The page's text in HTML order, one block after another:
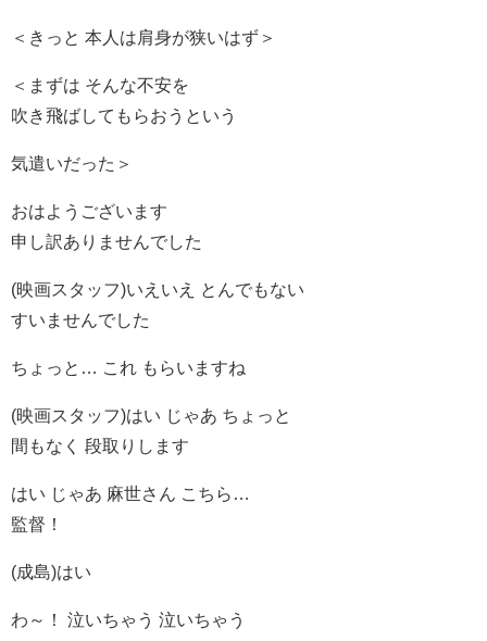
＜きっと 本人は肩身が狭いはず＞
＜まずは そんな不安を
吹き飛ばしてもらおうという
気遣いだった＞
おはようございます
申し訳ありませんでした
(映画スタッフ)いえいえ とんでもない
すいませんでした
ちょっと… これ もらいますね
(映画スタッフ)はい じゃあ ちょっと
間もなく 段取りします
はい じゃあ 麻世さん こちら…
監督！
(成島)はい
わ～！ 泣いちゃう 泣いちゃう